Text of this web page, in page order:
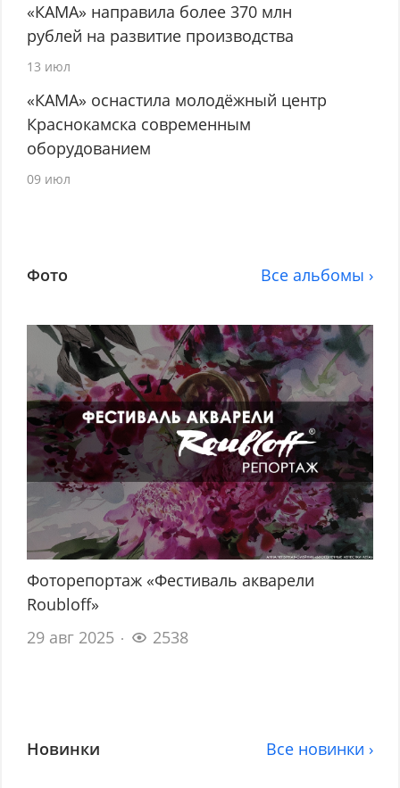
«КАМА» направила более 370 млн
рублей на развитие производства
13 июл
«КАМА» оснастила молодёжный центр
Краснокамска современным
оборудованием
09 июл
Фото Все альбомы ›
Фоторепортаж «Фестиваль акварели
Roubloff»
29 авг 2025
2538
Новинки Все новинки ›